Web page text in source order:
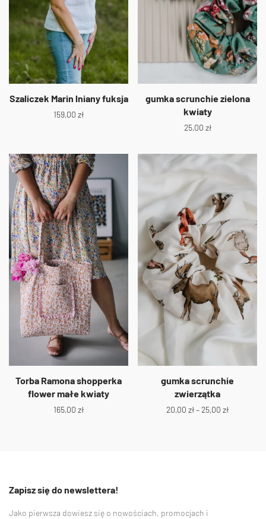
Szaliczek Marin lniany fuksja
159,00 zł
gumka scrunchie zielona
kwiaty
25,00 zł
Torba Ramona shopperka
flower małe kwiaty
165,00 zł
gumka scrunchie
zwierzątka
20,00 zł– 25,00 zł
Zapisz się do newslettera!
Jako pierwsza dowiesz się o nowościach, promocjach i